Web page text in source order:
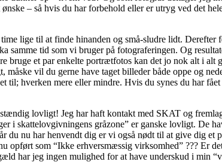
– så hvis du har forbehold eller er utryg ved det
lige til at finde hinanden og små-sludre lidt. Derefter
samme tid som vi bruger på fotograferingen. Og
et par enkelte portrætfotos kan det jo nok alt i alt
vil du gerne have taget billeder både oppe og
hverken mere eller mindre. Hvis du synes du har
lovligt! Jeg har haft kontakt med SKAT og
i skattelovgivningens gråzone” er ganske lovligt. De
nu har henvendt dig er vi også nødt til at give dig et
opført som “Ikke erhversmæssig virksomhed” ??? Er
har jeg ingen mulighed for at have underskud i min